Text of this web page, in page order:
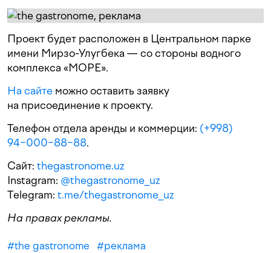
Проект будет расположен в Центральном парке
имени Мирзо-Улугбека — со стороны водного
комплекса «МОРЕ».
На сайте можно оставить заявку
на присоединение к проекту.
Телефон отдела аренды и коммерции: (+998)
94−000−88−88.
Сайт: thegastronome.uz
Instagram: @thegastronome_uz
Telegram: t.me/thegastronome_uz
На правах рекламы.
#the gastronome #реклама